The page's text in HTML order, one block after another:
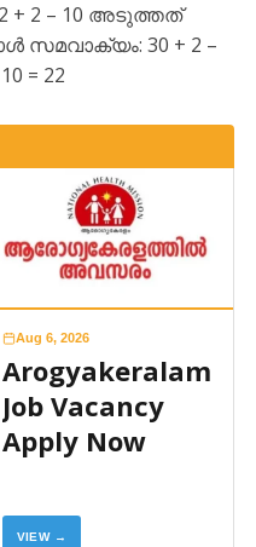
+ 2 – 10 അടുത്തത്
സമവാക്യം: 30 + 2 –
= 22
Aug 6, 2026
Arogyakeralam
Job Vacancy
Apply Now
VIEW →